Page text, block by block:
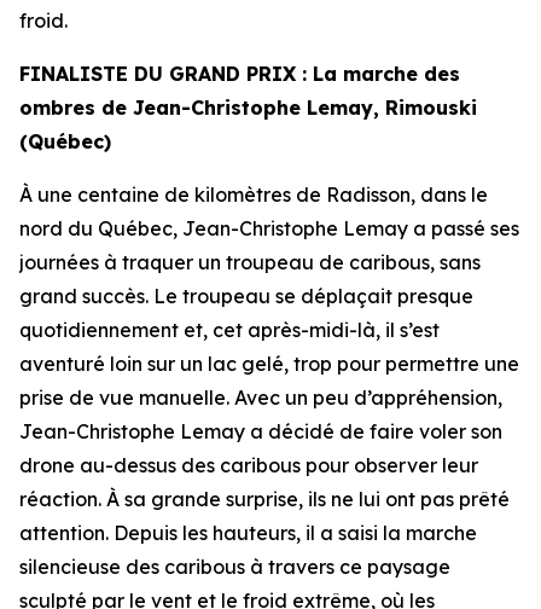
froid.
FINALISTE DU GRAND PRIX : La marche des
ombres de Jean-Christophe Lemay, Rimouski
(Québec)
À une centaine de kilomètres de Radisson, dans le
nord du Québec, Jean-Christophe Lemay a passé ses
journées à traquer un troupeau de caribous, sans
grand succès. Le troupeau se déplaçait presque
quotidiennement et, cet après-midi-là, il s’est
aventuré loin sur un lac gelé, trop pour permettre une
prise de vue manuelle. Avec un peu d’appréhension,
Jean-Christophe Lemay a décidé de faire voler son
drone au-dessus des caribous pour observer leur
réaction. À sa grande surprise, ils ne lui ont pas prêté
attention. Depuis les hauteurs, il a saisi la marche
silencieuse des caribous à travers ce paysage
sculpté par le vent et le froid extrême, où les